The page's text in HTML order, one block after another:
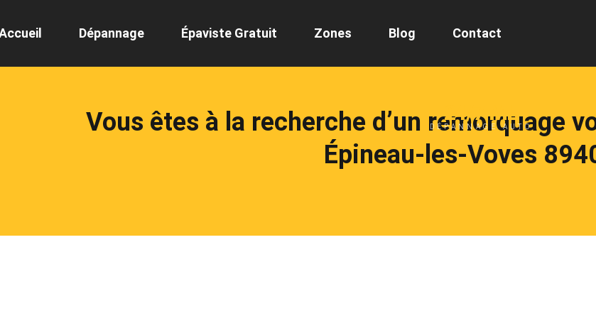
24/7 ML
DÉPANNAGE AUTO
Dépannage Épaviste Gratuit Zones Blog Contact
Vous êtes à la recherche d’un remorquage
Épineau-les-Voves